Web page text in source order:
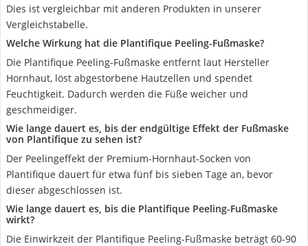
Dies ist vergleichbar mit anderen Produkten in unserer
Vergleichstabelle.
Welche Wirkung hat die Plantifique Peeling-Fußmaske?
Die Plantifique Peeling-Fußmaske entfernt laut Hersteller
Hornhaut, löst abgestorbene Hautzellen und spendet
Feuchtigkeit. Dadurch werden die Füße weicher und
geschmeidiger.
Wie lange dauert es, bis der endgültige Effekt der Fußmaske
von Plantifique zu sehen ist?
Der Peelingeffekt der Premium-Hornhaut-Socken von
Plantifique dauert für etwa fünf bis sieben Tage an, bevor
dieser abgeschlossen ist.
Wie lange dauert es, bis die Plantifique Peeling-Fußmaske
wirkt?
Die Einwirkzeit der Plantifique Peeling-Fußmaske beträgt 60-90